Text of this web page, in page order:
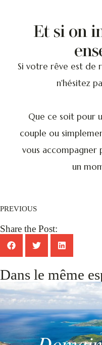
Et si on
Si votre rêve est de
n'hésitez
Que ce soit pour
couple ou
vous
un
PREVIOUS
Share the Post:
Dans le même